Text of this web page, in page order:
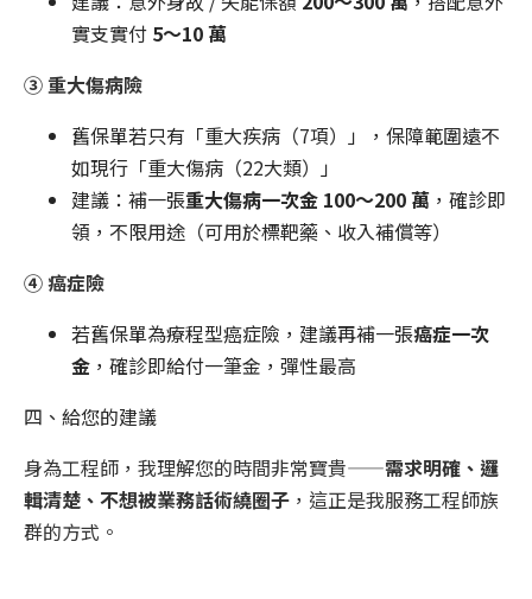
實支實付 5～10 萬
③ 重大傷病險
舊保單若只有「重大疾病（7項）」，保障範圍遠不
如現行「重大傷病（22大類）」
建議：補一張重大傷病一次金 100～200 萬 ，確診即
領，不限用途（可用於標靶藥、收入補償等）
④ 癌症險
若舊保單為療程型癌症險，建議再補一張癌症一次
金 ，確診即給付一筆金，彈性最高
四、給您的建議
身為工程師，我理解您的時間非常寶貴——需求明確、邏
輯清楚、不想被業務話術繞圈子 ，這正是我服務工程師族
群的方式。